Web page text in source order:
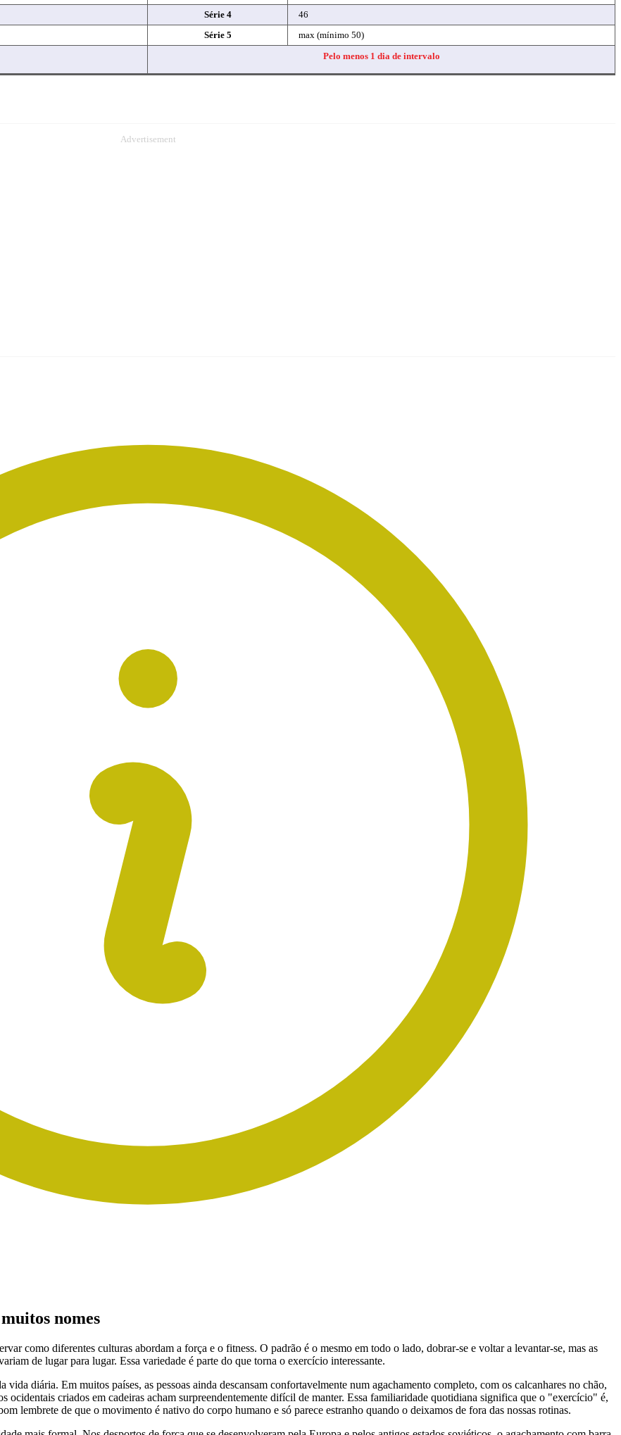
Série 4 46
Série 5 max (mínimo 50)
Pelo menos 1 dia de intervalo
Advertisement
nomes
como diferentes culturas abordam a força e o fitness. O padrão é o mesmo em todo o lado, dobrar-se e voltar a levantar-se, mas as
de lugar para lugar. Essa variedade é parte do que torna o exercício interessante.
diária. Em muitos países, as pessoas ainda descansam confortavelmente num agachamento completo, com os calcanhares no chão,
ocidentais criados em cadeiras acham surpreendentemente difícil de manter. Essa familiaridade quotidiana significa que o "exercício" é,
lembrete de que o movimento é nativo do corpo humano e só parece estranho quando o deixamos de fora das nossas rotinas.